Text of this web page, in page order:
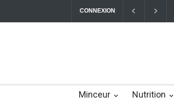
CONNEXION
Minceur Nutrition